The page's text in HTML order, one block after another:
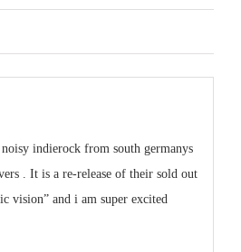
indierock from south germanys
. It is a re-release of their sold out
vision” and i am super excited